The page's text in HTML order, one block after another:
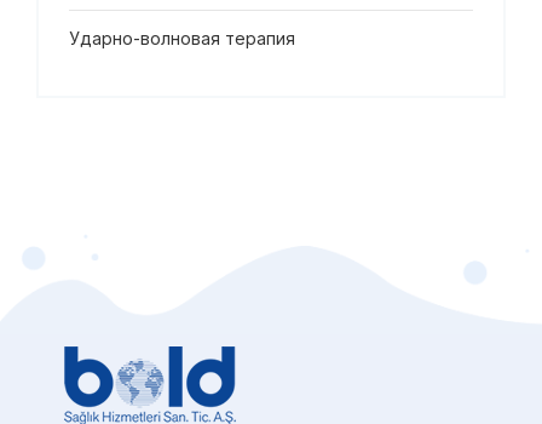
Ударно-волновая терапия